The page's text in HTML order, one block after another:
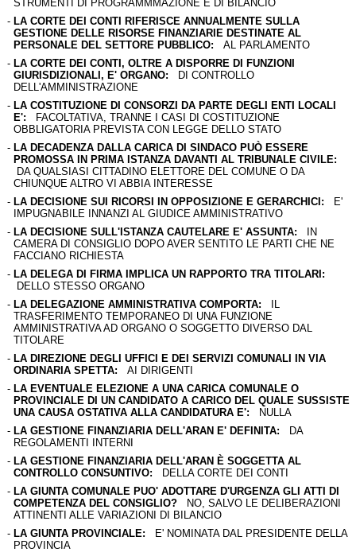
STRUMENTI DI PROGRAMMMAZIONE E DI BILANCIO
- LA CORTE DEI CONTI RIFERISCE ANNUALMENTE SULLA
GESTIONE DELLE RISORSE FINANZIARIE DESTINATE AL
PERSONALE DEL SETTORE PUBBLICO: AL PARLAMENTO
- LA CORTE DEI CONTI, OLTRE A DISPORRE DI FUNZIONI
GIURISDIZIONALI, E' ORGANO: DI CONTROLLO
DELL'AMMINISTRAZIONE
- LA COSTITUZIONE DI CONSORZI DA PARTE DEGLI ENTI LOCALI
E': FACOLTATIVA, TRANNE I CASI DI COSTITUZIONE
OBBLIGATORIA PREVISTA CON LEGGE DELLO STATO
- LA DECADENZA DALLA CARICA DI SINDACO PUÒ ESSERE
PROMOSSA IN PRIMA ISTANZA DAVANTI AL TRIBUNALE CIVILE:
DA QUALSIASI CITTADINO ELETTORE DEL COMUNE O DA
CHIUNQUE ALTRO VI ABBIA INTERESSE
- LA DECISIONE SUI RICORSI IN OPPOSIZIONE E GERARCHICI: E'
IMPUGNABILE INNANZI AL GIUDICE AMMINISTRATIVO
- LA DECISIONE SULL'ISTANZA CAUTELARE E' ASSUNTA: IN
CAMERA DI CONSIGLIO DOPO AVER SENTITO LE PARTI CHE NE
FACCIANO RICHIESTA
- LA DELEGA DI FIRMA IMPLICA UN RAPPORTO TRA TITOLARI:
DELLO STESSO ORGANO
- LA DELEGAZIONE AMMINISTRATIVA COMPORTA: IL
TRASFERIMENTO TEMPORANEO DI UNA FUNZIONE
AMMINISTRATIVA AD ORGANO O SOGGETTO DIVERSO DAL
TITOLARE
- LA DIREZIONE DEGLI UFFICI E DEI SERVIZI COMUNALI IN VIA
ORDINARIA SPETTA: AI DIRIGENTI
- LA EVENTUALE ELEZIONE A UNA CARICA COMUNALE O
PROVINCIALE DI UN CANDIDATO A CARICO DEL QUALE SUSSISTE
UNA CAUSA OSTATIVA ALLA CANDIDATURA E': NULLA
- LA GESTIONE FINANZIARIA DELL'ARAN E' DEFINITA: DA
REGOLAMENTI INTERNI
- LA GESTIONE FINANZIARIA DELL'ARAN È SOGGETTA AL
CONTROLLO CONSUNTIVO: DELLA CORTE DEI CONTI
- LA GIUNTA COMUNALE PUO' ADOTTARE D'URGENZA GLI ATTI DI
COMPETENZA DEL CONSIGLIO?NO, SALVO LE DELIBERAZIONI
ATTINENTI ALLE VARIAZIONI DI BILANCIO
- LA GIUNTA PROVINCIALE: E' NOMINATA DAL PRESIDENTE DELLA
PROVINCIA